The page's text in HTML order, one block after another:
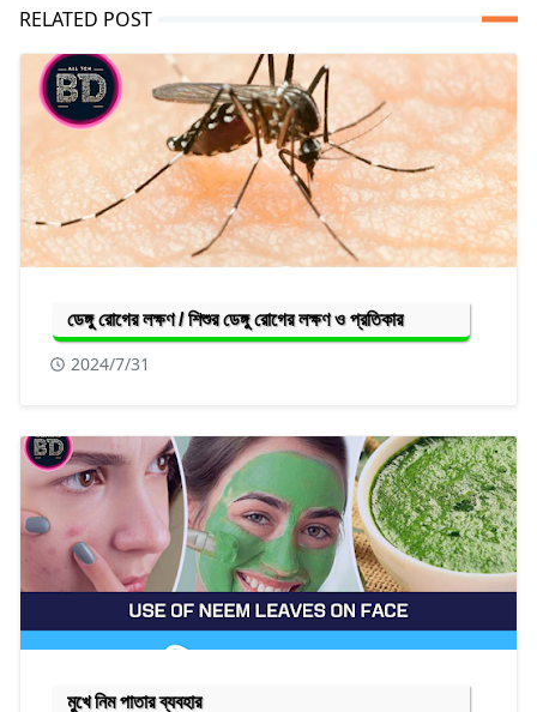
RELATED POST
ডেঙ্গু রোগের লক্ষণ / শিশুর ডেঙ্গু রোগের লক্ষণ ও প্রতিকার
2024/7/31
মুখে নিম পাতার ব্যবহার